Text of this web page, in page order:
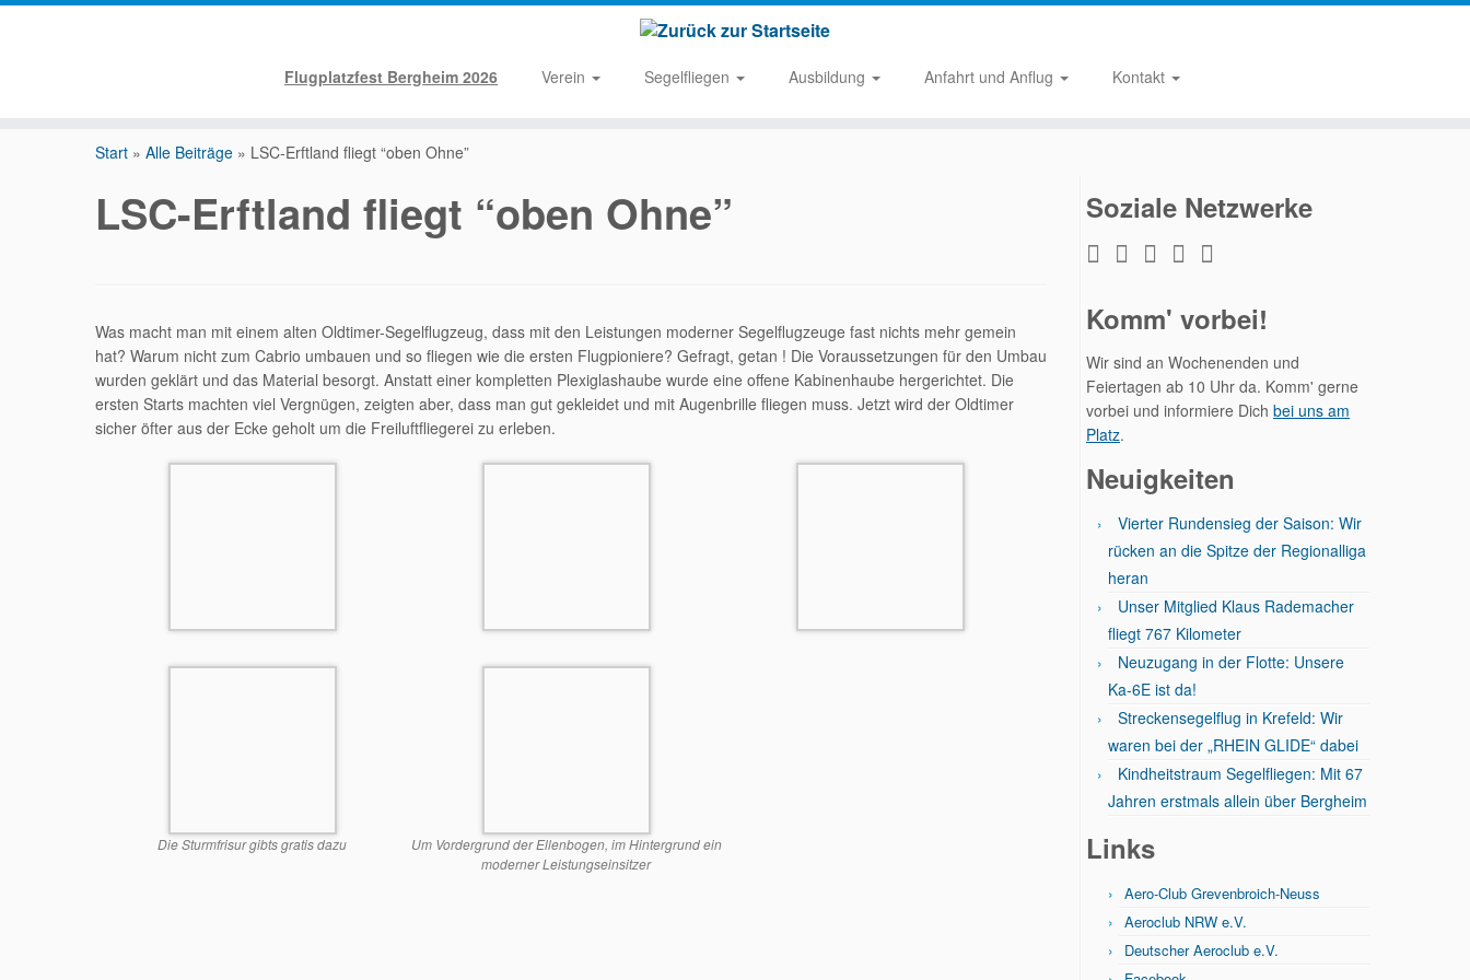
Flugplatzfest Bergheim 2026 Verein Segelfliegen Ausbildung Anfahrt und Anflug Kontakt
Start » Alle Beiträge » LSC-Erftland fliegt “oben Ohne”
LSC-Erftland fliegt “oben Ohne”
Was macht man mit einem alten Oldtimer-Segelflugzeug, dass mit den Leistungen moderner Segelflugzeuge fast nichts mehr gemein
hat? Warum nicht zum Cabrio umbauen und so fliegen wie die ersten Flugpioniere? Gefragt, getan ! Die Voraussetzungen für den Umbau
wurden geklärt und das Material besorgt. Anstatt einer kompletten Plexiglashaube wurde eine offene Kabinenhaube hergerichtet. Die
ersten Starts machten viel Vergnügen, zeigten aber, dass man gut gekleidet und mit Augenbrille fliegen muss. Jetzt wird der Oldtimer
sicher öfter aus der Ecke geholt um die Freiluftfliegerei zu erleben.
Die Sturmfrisur gibts gratis dazu
Um Vordergrund der Ellenbogen, im Hintergrund ein
moderner Leistungseinsitzer
Soziale Netzwerke
Komm' vorbei!
Wir sind an Wochenenden und
Feiertagen ab 10 Uhr da. Komm' gerne
vorbei und informiere Dich bei uns am
Platz.
Neuigkeiten
Vierter Rundensieg der Saison: Wir
rücken an die Spitze der Regionalliga
heran
Unser Mitglied Klaus Rademacher
fliegt 767 Kilometer
Neuzugang in der Flotte: Unsere
Ka-6E ist da!
Streckensegelflug in Krefeld: Wir
waren bei der „RHEIN GLIDE“ dabei
Kindheitstraum Segelfliegen: Mit 67
Jahren erstmals allein über Bergheim
Links
Aero-Club Grevenbroich-Neuss
Aeroclub NRW e.V.
Deutscher Aeroclub e.V.